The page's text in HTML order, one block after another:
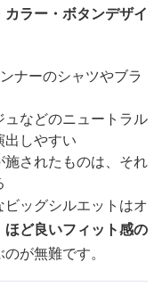
ラー・ボタンデザイ
ナーのシャツやブラ
ュなどのニュートラル
出しやすい
施されたものは、それ
ッグシルエットはオ
ほど良いフィット感の
が無難です。